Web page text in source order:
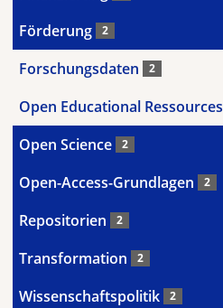
Förderung 2
Forschungsdaten 2
Open Educational Ressources
Open Science 2
Open-Access-Grundlagen 2
Repositorien 2
Transformation 2
Wissenschaftspolitik 2